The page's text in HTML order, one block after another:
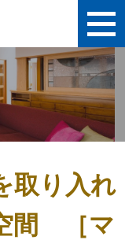
取り入れ
間 ［マ